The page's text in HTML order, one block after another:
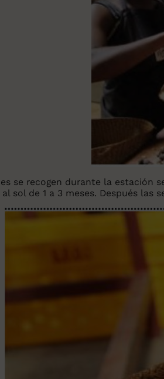
se recogen durante la estación
al sol de 1 a 3 meses. Después